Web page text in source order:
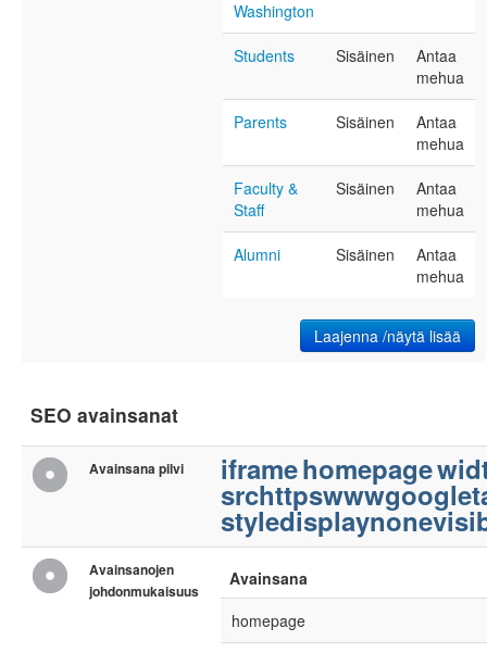
Washington
Students Sisäinen
Antaa
mehua
Parents Sisäinen
Antaa
mehua
Faculty &
Staff
Sisäinen
Antaa
mehua
Alumni Sisäinen
Antaa
mehua
Laajenna /näytä lisää
SEO avainsanat
Avainsana pilvi iframehomepage
Avainsanojen
johdonmukaisuus
Avainsana
homepage